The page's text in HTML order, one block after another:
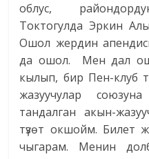
облус,
Токтогулда Эркин
Ошол жердин
да ошол. Мен дал
кылып, бир Пен-клуб
жазуучулар
тандалган акын-
түзөт окшойм. Билет
чыгарам. Менин